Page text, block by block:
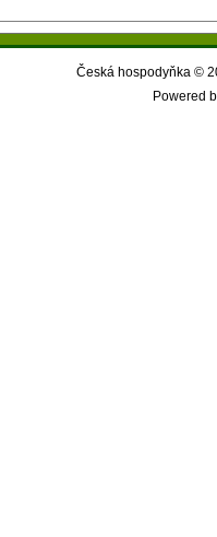
Česká hospodyňka ©
Powered